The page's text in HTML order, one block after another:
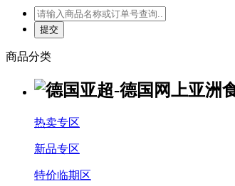
商品分类
热卖专区
新品专区
特价临期区